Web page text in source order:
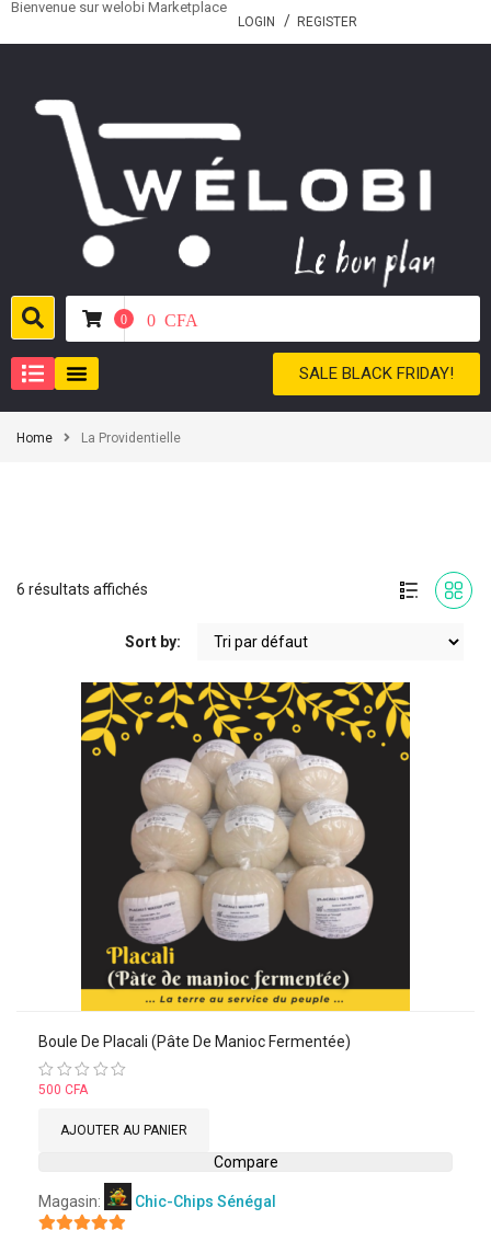
Bienvenue sur welobi Marketplace
LOGIN REGISTER
0 0 CFA
SALE BLACK FRIDAY!
Home La Providentielle
6 résultats affichés
Sort by:
Boule De Placali (Pâte De Manioc Fermentée)
Note
500 CFA
AJOUTER AU PANIER
Compare
Magasin: Chic-Chips Sénégal